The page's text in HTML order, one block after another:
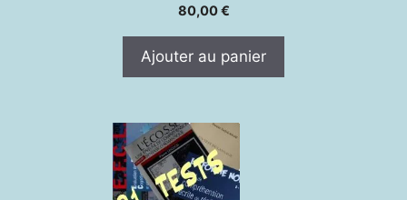
80,00€
Ajouter au panier